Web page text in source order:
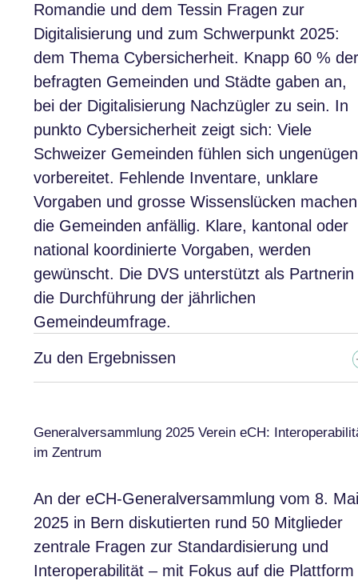
Romandie und dem Tessin Fragen zur
Digitalisierung und zum Schwerpunkt 2025:
dem Thema Cybersicherheit. Knapp 60 % der
befragten Gemeinden und Städte gaben an,
bei der Digitalisierung Nachzügler zu sein. In
punkto Cybersicherheit zeigt sich: Viele
Schweizer Gemeinden fühlen sich
vorbereitet. Fehlende Inventare, unklare
Vorgaben und grosse Wissenslücken machen
die Gemeinden anfällig. Klare, kantonal oder
national koordinierte Vorgaben, werden
gewünscht. Die DVS unterstützt als Partnerin
die Durchführung der jährlichen
Gemeindeumfrage.
Zu den Ergebnissen
Generalversammlung 2025 Verein eCH:
im Zentrum
An der eCH-Generalversammlung vom 8. Mai
2025 in Bern diskutierten rund 50 Mitglieder
zentrale Fragen zur Standardisierung und
Interoperabilität – mit Fokus auf die Plattform